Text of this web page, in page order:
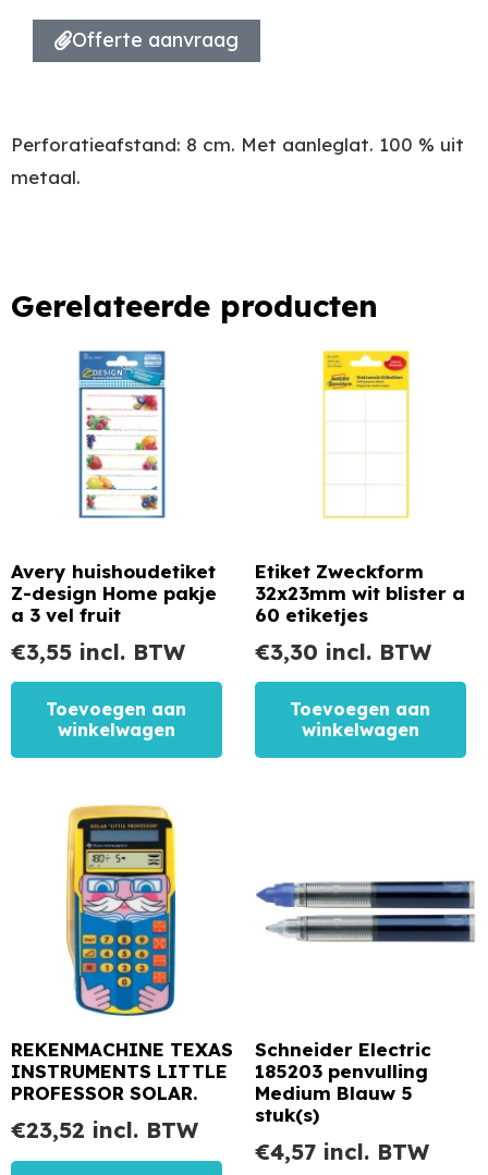
Offerte aanvraag
Perforatieafstand: 8 cm. Met aanleglat. 100 % uit
metaal.
Gerelateerde producten
Avery huishoudetiket
Z-design Home pakje
a 3 vel fruit
€3,55 incl. BTW
Toevoegen aan
winkelwagen
Etiket Zweckform
32x23mm wit blister a
60 etiketjes
€3,30 incl. BTW
Toevoegen aan
winkelwagen
REKENMACHINE TEXAS
INSTRUMENTS LITTLE
PROFESSOR SOLAR.
€23,52 incl. BTW
Schneider Electric
185203 penvulling
Medium Blauw 5
stuk(s)
€4,57 incl. BTW